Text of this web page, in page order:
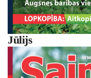
Jūlijs